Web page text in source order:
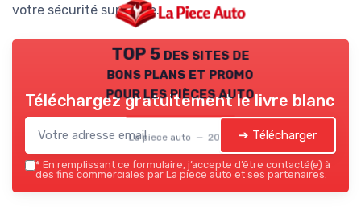
votre sécurité sur route.
TOP 5 des sites de
bons plans et promo
pour les pièces auto
La piece auto — 2026
Téléchargez gratuitement le livre blanc
➔ Télécharger
* En remplissant ce formulaire, j’accepte d’être contacté(e) à
des fins commerciales par La piece auto et ses partenaires.